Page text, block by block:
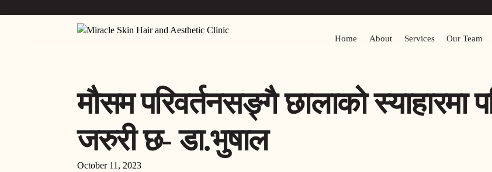
Home About Services Our Team
मौसम परिवर्तनसङ्गै छालाको स्याहारमा
जरुरी छ- डा.भुषाल
October 11, 2023